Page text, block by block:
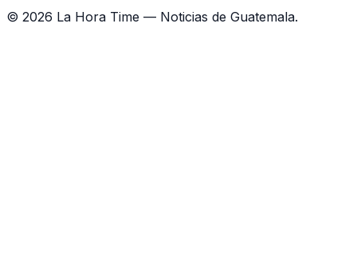
© 2026 La Hora Time — Noticias de Guatemala.